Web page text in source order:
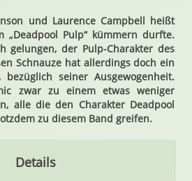
und Laurence Campbell heißt
„Deadpool Pulp“ kümmern durfte.
gelungen, der Pulp-Charakter des
Schnauze hat allerdings doch ein
bezüglich seiner Ausgewogenheit.
zwar zu einem etwas weniger
alle die den Charakter Deadpool
zu diesem Band greifen.
Details